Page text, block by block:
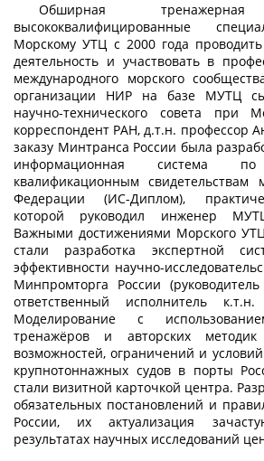
Обширная
высококвалифицированные
Морскому УТЦ с 2000 года
деятельность и участвовать в
международного морского
организации НИР на базе МУТЦ
научно-технического совета при
корреспондент РАН, д.т.н. профессор
заказу Минтранса России была
информационная система
квалификационным свидетельствам
Федерации (ИС-Диплом),
которой руководил инженер
Важными достижениями Морского
стали разработка экспертной
эффективности научно-
Минпромторга России
ответственный исполнитель
Моделирование с
тренажёров и авторских методик
возможностей, ограничений и условий
крупнотоннажных судов в порты
стали визитной карточкой центра.
обязательных постановлений и
России, их актуализация
результатах научных исследований